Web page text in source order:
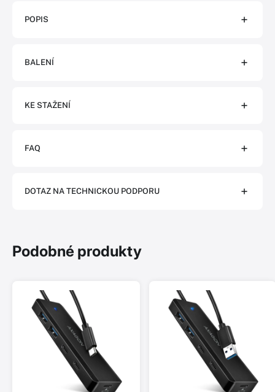
POPIS
BALENÍ
KE STAŽENÍ
FAQ
DOTAZ NA TECHNICKOU PODPORU
Podobné produkty